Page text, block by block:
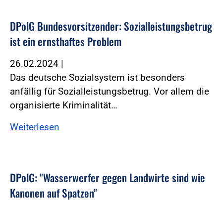
DPolG Bundesvorsitzender: Sozialleistungsbetrug
ist ein ernsthaftes Problem
26.02.2024 |
Das deutsche Sozialsystem ist besonders
anfällig für Sozialleistungsbetrug. Vor allem die
organisierte Kriminalität…
Weiterlesen
DPolG: "Wasserwerfer gegen Landwirte sind wie
Kanonen auf Spatzen"